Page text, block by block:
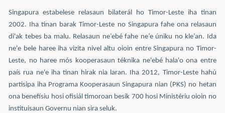
Singapura estabelese relasaun bilaterál ho Timor-Leste iha tinan
2002. Iha tinan barak Timor-Leste no Singapura fahe ona relasaun
di'ak tebes ba malu. Relasaun ne’ebé fahe ne’e úniku no kle’an. Ida
ne'e bele haree iha vizita nivel altu oioin entre Singapura no Timor-
Leste, no haree mós kooperasaun téknika ne'ebé hala'o ona entre
país rua ne'e iha tinan hirak nia laran. Iha 2012, Timor-Leste hahú
partisipa iha Programa Kooperasaun Singapura nian (PKS) no hetan
ona benefísiu hosi ofisiál timoroan besik 700 hosi Ministériu oioin no
instituisaun Governu nian sira seluk.